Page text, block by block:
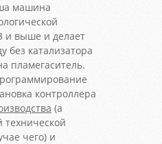
машина
и выше и делает
без катализатора
пламегаситель.
контроллера
(а
технической
чего) и